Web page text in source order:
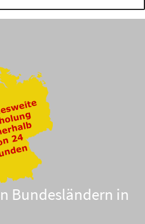
Bundesländern in